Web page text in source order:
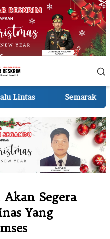
HUT ke-81 RI 210 Regu
Akan Segera
Yang